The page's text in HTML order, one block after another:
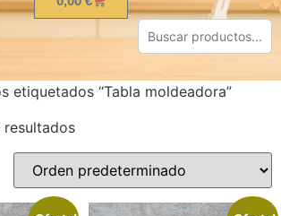
etiquetados “Tabla moldeadora”